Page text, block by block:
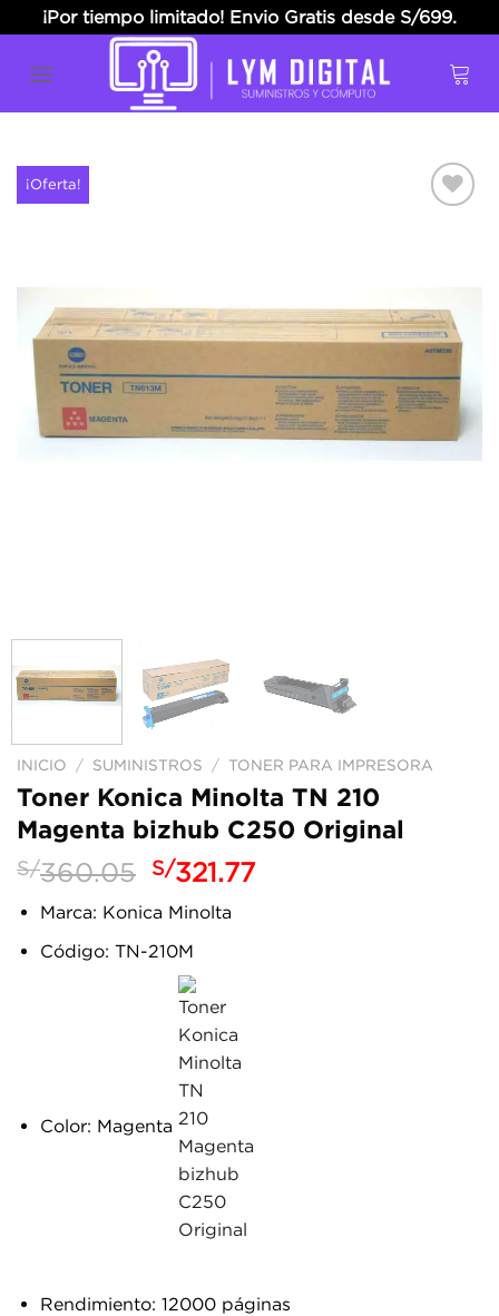
to
content
¡Por tiempo limitado! Envio Gratis desde S/699.
¡Oferta!
de
deseos
INICIO / SUMINISTROS / TONER PARA IMPRESORA
Toner Konica Minolta TN 210
Magenta bizhub C250 Original
S/360.05 El
precio
original
era:
S/360.05.
S/321.77El
Marca: Konica Minolta
Código: TN-210M
Color: Magenta
Rendimiento: 12000 páginas